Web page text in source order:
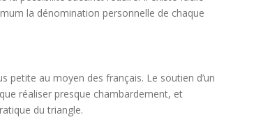
la dénomination personnelle de chaque
au moyen des français. Le soutien d’un
réaliser presque chambardement, et
du triangle.